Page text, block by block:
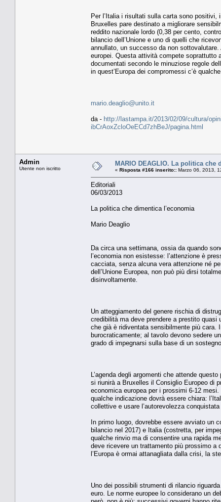
Per l’Italia i risultati sulla carta sono
Bruxelles pare destinato a migliorare
reddito nazionale lordo (0,38 per cento,
bilancio dell’Unione e uno di quelli che
annullato, un successo da non
europei. Questa attività compete soprattutto
documentati secondo le minuziose regole
in quest’Europa dei compromessi c’è
mario.deaglio@unito.it
da - http://lastampa.it/2013/02/09/cultura/
ibCrAoxZcloOeECd7zhBeJ/pagina.html
Admin
Utente non iscritto
MARIO DEAGLIO. La politica che
« Risposta #166 inserito:: Marzo 06, 2013,
Editoriali
06/03/2013
La politica che dimentica l’economia
Mario Deaglio
Da circa una settimana, ossia da quando
l’economia non esistesse: l’attenzione è
cacciata, senza alcuna vera attenzione né
dell’Unione Europea, non può più dirsi
disinvoltamente.
Un atteggiamento del genere rischia di
credibilità ma deve prendere a prestito quasi
che già è ridiventata sensibilmente più cara.
burocraticamente; al tavolo devono sedere
grado di impegnarsi sulla base di un
L’agenda degli argomenti che attende
si riunirà a Bruxelles il Consiglio Europeo di
economica europea per i prossimi 6-12
qualche indicazione dovrà essere chiara:
collettive e usare l’autorevolezza
In primo luogo, dovrebbe essere avviato un
bilancio nel 2017) e Italia (costretta, per
qualche rinvio ma di consentire una rapida
deve ricevere un trattamento più prossimo a
l’Europa è ormai attanagliata dalla crisi, la
Uno dei possibili strumenti di rilancio
euro. Le norme europee lo considerano un